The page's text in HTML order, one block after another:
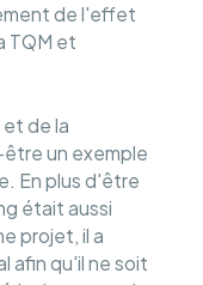
de l'effet
TQM et
de la
un exemple
En plus d'être
était aussi
projet, il a
afin qu'il ne soit